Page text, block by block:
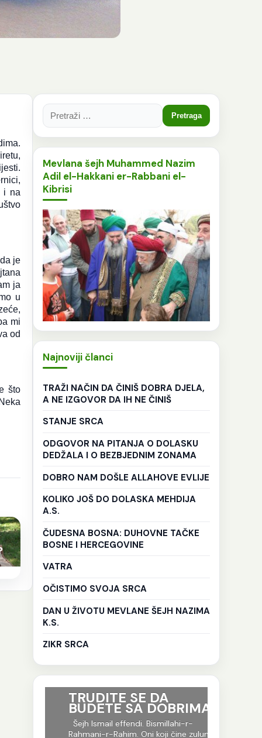
i na
je
ja
u
mi
od
što
Pretraga:
Mevlana šejh Muhammed Nazim
Adil el-Hakkani er-Rabbani el-
Kibrisi
Najnoviji članci
TRAŽI NAČIN DA ČINIŠ DOBRA DJELA,
A NE IZGOVOR DA IH NE ČINIŠ
STANJE SRCA
ODGOVOR NA PITANJA O DOLASKU
DEDŽALA I O BEZBJEDNIM ZONAMA
DOBRO NAM DOŠLE ALLAHOVE EVLIJE
KOLIKO JOŠ DO DOLASKA MEHDIJA
A.S.
ČUDESNA BOSNA: DUHOVNE TAČKE
BOSNE I HERCEGOVINE
VATRA
OČISTIMO SVOJA SRCA
DAN U ŽIVOTU MEVLANE ŠEJH NAZIMA
K.S.
ZIKR SRCA
TRUDITE SE DA
BUDETE SA DOBRIMA
Šejh Ismail effendi. Bismillahi-r-
Rahmani-r-Rahim. Oni koji čine zulum